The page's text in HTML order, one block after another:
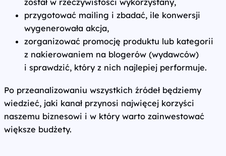
przygotować mailing i zbadać, ile konwersji
wygenerowała akcja,
zorganizować promocję produktu lub kategorii
z nakierowaniem na blogerów (wydawców)
i sprawdzić, który z nich najlepiej performuje.
Po przeanalizowaniu wszystkich źródeł będziemy
wiedzieć, jaki kanał przynosi najwięcej korzyści
naszemu biznesowi i w który warto zainwestować
większe budżety.